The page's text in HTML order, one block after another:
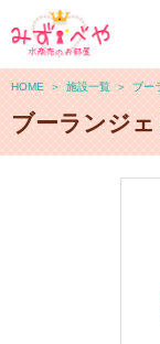
HOME ＞ 施設一覧 ＞ ブー
ブーランジ